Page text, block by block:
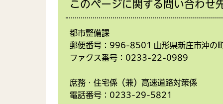
このページに関する問い合わせ
都市整備課
郵便番号：996-8501 山形県新庄市沖の
ファクス番号：0233-22-0989
庶務・住宅係（兼）高速道路対策係
電話番号：0233-29-5821